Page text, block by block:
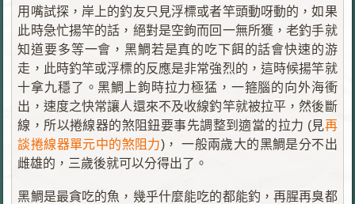
用嘴試探，岸上的釣友只見浮標或者竿頭動呀動的，如果
此時急忙揚竿的話，絕對是空鉤而回一無所獲，老釣手就
知道要多等一會，黑鯛若是真的吃下餌的話會快速的游
走，此時釣竿或浮標的反應是非常強烈的，這時候揚竿就
十拿九穩了。黑鯛上鉤時拉力極猛，一箍腦的向外海衝
出，速度之快常讓人還來不及收線釣竿就被拉平，然後斷
線，所以捲線器的煞阻鈕要事先調整到適當的拉力 (見再
談捲線器單元中的煞阻力)， 一般兩歲大的黑鯛是分不出
雌雄的，三歲後就可以分得出了。
黑鯛是最貪吃的魚，幾乎什麼能吃的都能釣，再腥再臭都